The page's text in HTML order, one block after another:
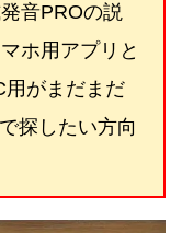
音PROの説
ホ用アプリと
用がまだまだ
探したい方向